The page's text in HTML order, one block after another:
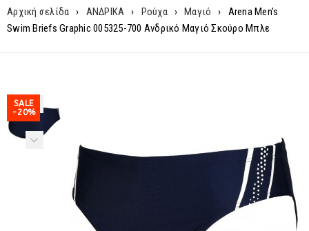
Αρχική σελίδα › ΑΝΔΡΙΚΑ › Ρούχα › Μαγιό ›
Arena Men’s
Swim Briefs Graphic 005325-700 Ανδρικό Μαγιό Σκούρο Μπλε
SALE
-20%